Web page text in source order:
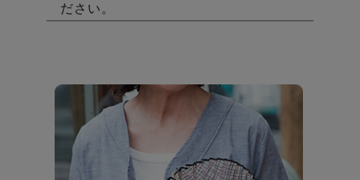
ださい。